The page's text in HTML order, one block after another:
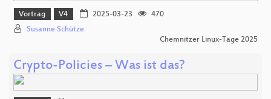
Vortrag V4 2025-03-23
470
Susanne Schütze
Chemnitzer Linux-Tage 2025
Crypto-Policies – Was ist das?